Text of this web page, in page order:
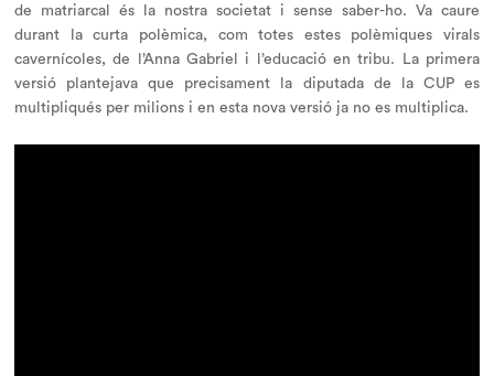
de matriarcal és la nostra societat i sense saber-ho. Va caure
durant la curta polèmica, com totes estes polèmiques virals
cavernícoles, de l’Anna Gabriel i l’educació en tribu. La primera
versió plantejava que precisament la diputada de la CUP es
multipliqués per milions i en esta nova versió ja no es multiplica.